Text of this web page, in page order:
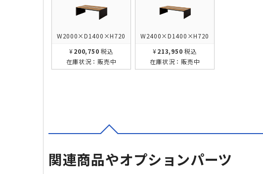
W2000×D1400×H720
¥200,750 税込
在庫状況： 販売中
W2400×D1400×H720
¥213,950 税込
在庫状況： 販売中
関連商品やオプションパーツ